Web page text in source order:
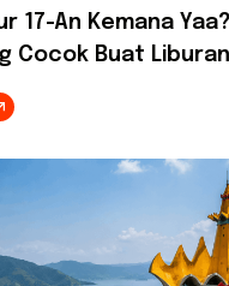
17-An Kemana
Cocok Buat